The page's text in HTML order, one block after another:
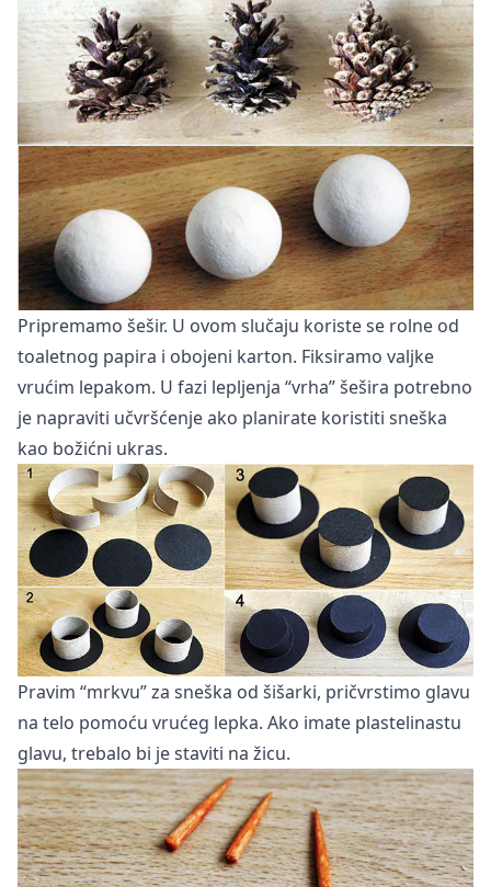
Pripremamo šešir. U ovom slučaju koriste se rolne od
toaletnog papira i obojeni karton. Fiksiramo valjke
vrućim lepakom. U fazi lepljenja “vrha” šešira potrebno
je napraviti učvršćenje ako planirate koristiti sneška
kao božićni ukras.
Pravim “mrkvu” za sneška od šišarki, pričvrstimo glavu
na telo pomoću vrućeg lepka. Ako imate plastelinastu
glavu, trebalo bi je staviti na žicu.